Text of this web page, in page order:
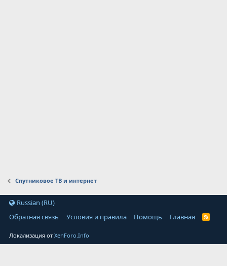
Спутниковое ТВ и интернет
Russian (RU)
Обратная связь
Условия и правила Помощь Главная
Локализация отXenForo.Info